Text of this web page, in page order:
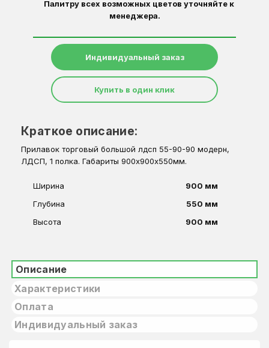
Палитру всех возможных цветов уточняйте к
менеджера.
Индивидуальный заказ
Купить в один клик
Краткое описание:
Прилавок торговый большой лдсп 55-90-90 модерн,
ЛДСП, 1 полка. Габариты 900х900х550мм.
Ширина
900 мм
Глубина
550 мм
Высота
900 мм
Описание
Характеристики
Оплата
Индивидуальный заказ